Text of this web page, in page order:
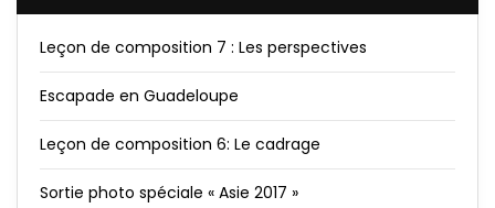
Leçon de composition 7 : Les perspectives
Escapade en Guadeloupe
Leçon de composition 6: Le cadrage
Sortie photo spéciale « Asie 2017 »